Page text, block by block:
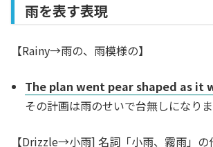
雨を表す表現
【Rainy→雨の、雨模様の】
The plan went pear shaped as it
その計画は雨のせいで台無しになりま
【Drizzle→小雨] 名詞「小雨、霧雨」